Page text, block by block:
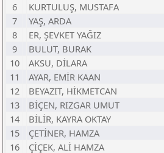
6
KURTULUŞ, MUSTAFA
7
YAŞ, ARDA
8
ER, ŞEVKET YAĞIZ
9
BULUT, BURAK
10
AKSU, DİLARA
11
AYAR, EMİR KAAN
12
BEYAZIT, HİKMETCAN
13
BİÇEN, RIZGAR UMUT
14
BİLİR, KAYRA OKTAY
15
ÇETİNER, HAMZA
16
ÇİÇEK, ALİ HAMZA